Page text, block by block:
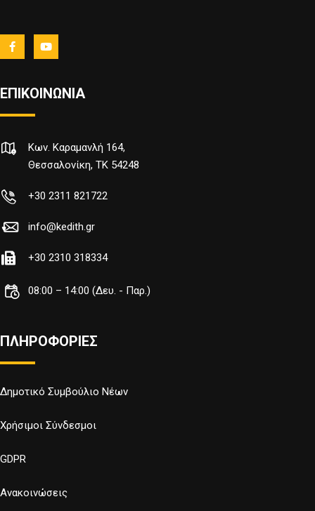
ΕΠΙΚΟΙΝΩΝΙΑ
Κων. Καραμανλή 164,
Θεσσαλονίκη, TK 54248
+30 2311 821722
info@kedith.gr
+30 2310 318334
08:00 – 14:00 (Δευ. - Παρ.)
ΠΛΗΡΟΦΟΡΙΕΣ
Δημοτικό Συμβούλιο Νέων
Χρήσιμοι Σύνδεσμοι
GDPR
Ανακοινώσεις